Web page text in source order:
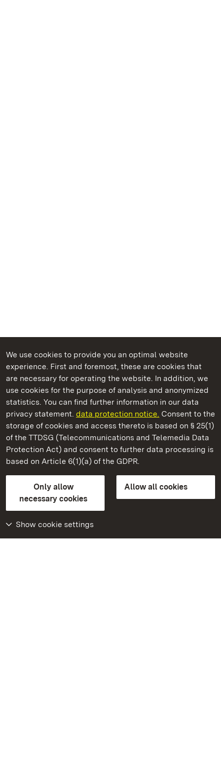
We use cookies to provide you an optimal website
experience. First and foremost, these are cookies that
are necessary for operating the website. In addition, we
use cookies for the purpose of analysis and anonymized
statistics. You can find further information in our data
privacy statement. data protection notice. Consent to the
storage of cookies and access thereto is based on § 25(1)
of the TTDSG (Telecommunications and Telemedia Data
Protection Act) and consent to further data processing is
based on Article 6(1)(a) of the GDPR.
Only allow
necessary cookies
Allow all cookies
Show cookie settings
State Palaces and Gardens of Baden-Wuerttemberg
Maulbronn Monastery
State Palaces and Gardens of Baden-Wuerttemberg
Contact usFAQMasthead
Declaration on barrier-free access
BITV-konform (geprüfte Seiten)